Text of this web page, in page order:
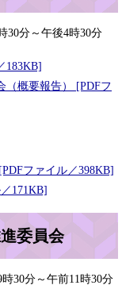
30分～午後4時30分
183KB]
（概要報告） [PDFフ
ファイル／398KB]
171KB]
委員会
30分～午前11時30分